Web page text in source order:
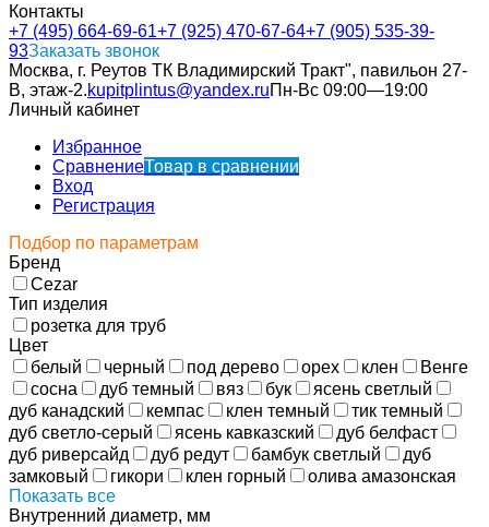
Контакты
+7 (495) 664-69-61+7 (925) 470-67-64+7 (905) 535-39-
93Заказать звонок
Москва, г. Реутов ТК Владимирский Тракт", павильон 27-
В, этаж-2.kupitplintus@yandex.ruПн-Вс 09:00—19:00
Личный кабинет
Избранное
СравнениеТовар в сравнении
Вход
Регистрация
Подбор по параметрам
Бренд
Cezar
Тип изделия
розетка для труб
Цвет
белый
черный под дерево орех клен
Венге
сосна
дуб темный вяз бук
ясень светлый
дуб канадский
кемпас клен темный
тик темный
дуб светло-серый
ясень кавказский
дуб белфаст
дуб риверсайд
дуб редут бамбук светлый
дуб
замковый
гикори клен горный
олива амазонская
Показать все
Внутренний диаметр, мм